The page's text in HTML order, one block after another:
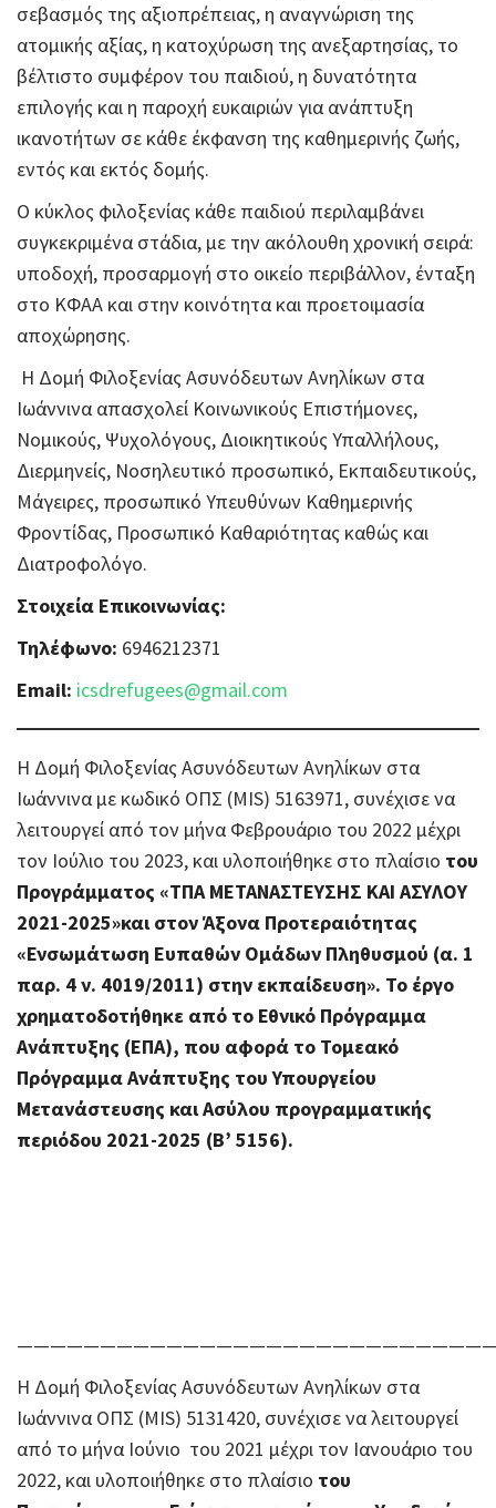
σεβασμός της αξιοπρέπειας, η αναγνώριση της
ατομικής αξίας, η κατοχύρωση της ανεξαρτησίας, το
βέλτιστο συμφέρον του παιδιού, η δυνατότητα
επιλογής και η παροχή ευκαιριών για ανάπτυξη
ικανοτήτων σε κάθε έκφανση της καθημερινής ζωής,
εντός και εκτός δομής.
Ο κύκλος φιλοξενίας κάθε παιδιού περιλαμβάνει
συγκεκριμένα στάδια, με την ακόλουθη χρονική σειρά:
υποδοχή, προσαρμογή στο οικείο περιβάλλον, ένταξη
στο ΚΦΑΑ και στην κοινότητα και προετοιμασία
αποχώρησης.
Η Δομή Φιλοξενίας Ασυνόδευτων Ανηλίκων στα
Ιωάννινα απασχολεί Κοινωνικούς Επιστήμονες,
Νομικούς, Ψυχολόγους, Διοικητικούς Υπαλλήλους,
Διερμηνείς, Νοσηλευτικό προσωπικό, Εκπαιδευτικούς,
Μάγειρες, προσωπικό Υπευθύνων Καθημερινής
Φροντίδας, Προσωπικό Καθαριότητας καθώς και
Διατροφολόγο.
Στοιχεία Επικοινωνίας:
Τηλέφωνο: 6946212371
Email: icsdrefugees@gmail.com
Η Δομή Φιλοξενίας Ασυνόδευτων Aνηλίκων στα
Ιωάννινα με κωδικό ΟΠΣ (MIS) 5163971, συνέχισε να
λειτουργεί από τον μήνα Φεβρουάριο του 2022 μέχρι
τον Ιούλιο του 2023, και υλοποιήθηκε στο πλαίσιο του
Προγράμματος «ΤΠΑ ΜΕΤΑΝΑΣΤΕΥΣΗΣ ΚΑΙ ΑΣΥΛΟΥ
2021-2025»και στον Άξονα Προτεραιότητας
«Ενσωμάτωση Ευπαθών Ομάδων Πληθυσμού (α. 1
παρ. 4 ν. 4019/2011) στην εκπαίδευση». Το έργο
χρηματοδοτήθηκε από το Εθνικό Πρόγραμμα
Ανάπτυξης (ΕΠΑ), που αφορά το Τομεακό
Πρόγραμμα Ανάπτυξης του Υπουργείου
Μετανάστευσης και Ασύλου προγραμματικής
περιόδου 2021-2025 (Β’ 5156).
Η Δομή Φιλοξενίας Ασυνόδευτων Ανηλίκων στα
Ιωάννινα ΟΠΣ (MIS) 5131420, συνέχισε να λειτουργεί
από το μήνα Ιούνιο του 2021 μέχρι τον Ιανουάριο του
2022, και υλοποιήθηκε στο πλαίσιο του